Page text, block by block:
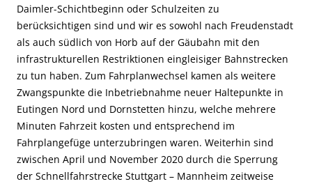
Daimler-Schichtbeginn oder Schulzeiten zu
berücksichtigen sind und wir es sowohl nach Freudenstadt
als auch südlich von Horb auf der Gäubahn mit den
infrastrukturellen Restriktionen eingleisiger Bahnstrecken
zu tun haben. Zum Fahrplanwechsel kamen als weitere
Zwangspunkte die Inbetriebnahme neuer Haltepunkte in
Eutingen Nord und Dornstetten hinzu, welche mehrere
Minuten Fahrzeit kosten und entsprechend im
Fahrplangefüge unterzubringen waren. Weiterhin sind
zwischen April und November 2020 durch die Sperrung
der Schnellfahrstrecke Stuttgart – Mannheim zeitweise